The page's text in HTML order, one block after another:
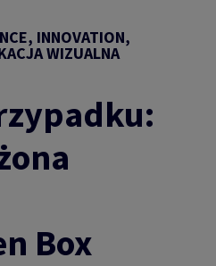
INNOVATION,
WIZUALNA
Box